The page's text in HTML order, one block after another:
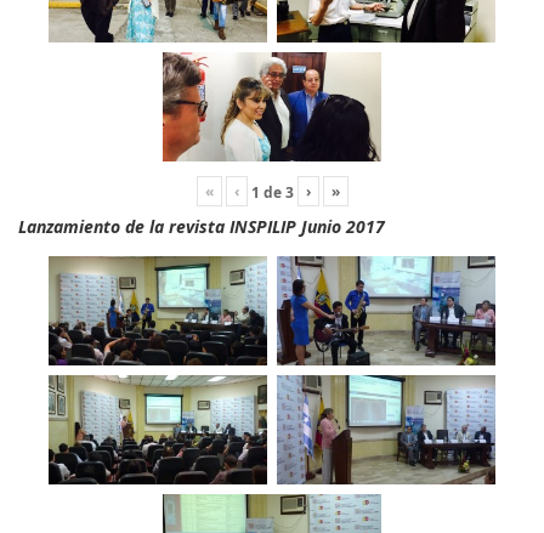
« ‹ 1 de3 › »
Lanzamiento de la revista INSPILIP Junio 2017